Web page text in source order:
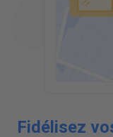
Fidélisez